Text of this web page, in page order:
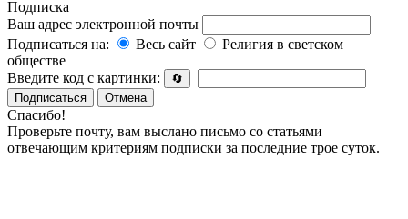
Подписка
Ваш адрес электронной почты
Подписаться на:
Весь сайт
Религия в светском
обществе
Введите код с картинки:
🔄
Подписаться
Отмена
Спасибо!
Проверьте почту, вам выслано письмо со статьями
отвечающим критериям подписки за последние трое суток.